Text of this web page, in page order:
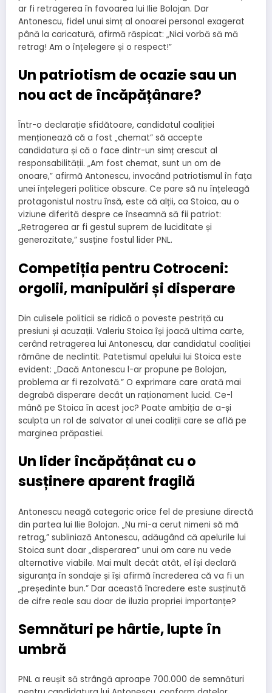
ar fi retragerea în favoarea lui Ilie Bolojan. Dar
Antonescu, fidel unui simț al onoarei personal exagerat
până la caricatură, afirmă răspicat: „Nici vorbă să mă
retrag! Am o înțelegere și o respect!”
Un patriotism de ocazie sau un
nou act de încăpățânare?
Într-o declarație sfidătoare, candidatul coaliției
menționează că a fost „chemat” să accepte
candidatura și că o face dintr-un simț crescut al
responsabilității. „Am fost chemat, sunt un om de
onoare,” afirmă Antonescu, invocând patriotismul în fața
unei înțelegeri politice obscure. Ce pare să nu înțeleagă
protagonistul nostru însă, este că alții, ca Stoica, au o
viziune diferită despre ce înseamnă să fii patriot:
„Retragerea ar fi gestul suprem de luciditate și
generozitate,” susține fostul lider PNL.
Competiția pentru Cotroceni:
orgolii, manipulări și disperare
Din culisele politicii se ridică o poveste pestriță cu
presiuni și acuzații. Valeriu Stoica își joacă ultima carte,
cerând retragerea lui Antonescu, dar candidatul coaliției
rămâne de neclintit. Patetismul apelului lui Stoica este
evident: „Dacă Antonescu l-ar propune pe Bolojan,
problema ar fi rezolvată.” O exprimare care arată mai
degrabă disperare decât un raționament lucid. Ce-l
mână pe Stoica în acest joc? Poate ambiția de a-și
sculpta un rol de salvator al unei coaliții care se află pe
marginea prăpastiei.
Un lider încăpățânat cu o
susținere aparent fragilă
Antonescu neagă categoric orice fel de presiune directă
din partea lui Ilie Bolojan. „Nu mi-a cerut nimeni să mă
retrag,” subliniază Antonescu, adăugând că apelurile lui
Stoica sunt doar „disperarea” unui om care nu vede
alternative viabile. Mai mult decât atât, el își declară
siguranța în sondaje și își afirmă încrederea că va fi un
„președinte bun.” Dar această încredere este susținută
de cifre reale sau doar de iluzia propriei importanțe?
Semnături pe hârtie, lupte în
umbră
PNL a reușit să strângă aproape 700.000 de semnături